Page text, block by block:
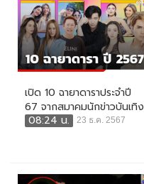
เปิด 10 ฉายาดาราประจำปี
67 จากสมาคมนักข่าวบันเทิง
08:24 น.
23 ธ.ค. 2567